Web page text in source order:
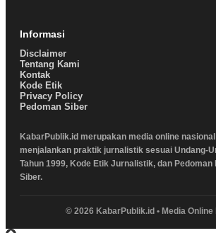
Informasi
Disclaimer
Tentang Kami
Kontak
Kode Etik
Privacy Policy
Pedoman Siber
KabarPublik.id merupakan media online
menjalankan praktik jurnalistik sesuai Undang-
Tahun 1999, Kode Etik Jurnalistik, dan Pedoman
Siber.
© 2026 KabarPublik.id • Media Online